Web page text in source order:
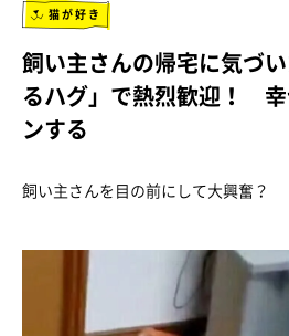
猫が好き
飼い主さんの帰宅に気づ
るハグ」で熱烈歓迎！
ンする
飼い主さんを目の前にして大興奮？